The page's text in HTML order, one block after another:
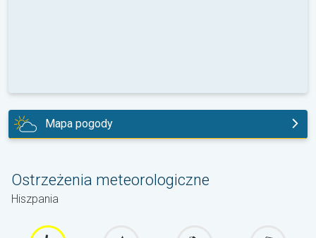
Mapa pogody
Ostrzeżenia meteorologiczne
Hiszpania